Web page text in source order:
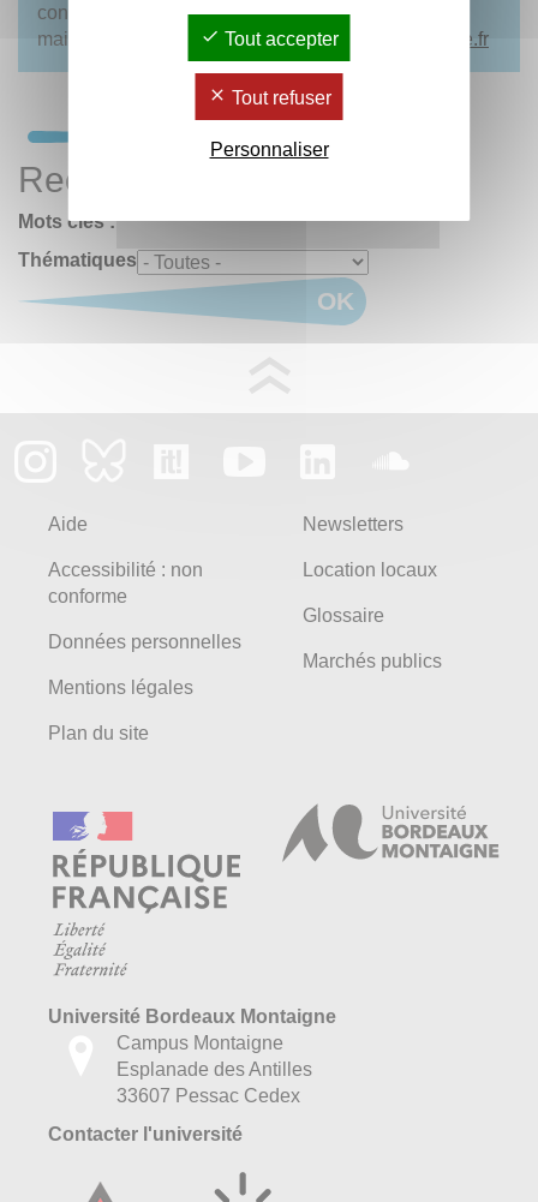
connexion Zoom, contactez Hélène Camarade par
mail :
helene.camarade@u-bordeaux-montaigne.fr
Rechercher
Mots clés :
Thématiques
OK
Aide
Accessibilité : non
conforme
Données personnelles
Mentions légales
Plan du site
Newsletters
Location locaux
Glossaire
Marchés publics
Université Bordeaux Montaigne
Campus Montaigne
Esplanade des Antilles
33607 Pessac Cedex
Contacter l'université
Tout accepter
Tout refuser
Personnaliser